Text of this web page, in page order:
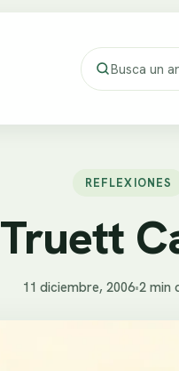
REFLEXIONES
Truett
11 diciembre, 2006•2 min